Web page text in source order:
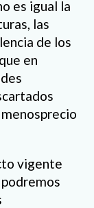
es igual la
las
de los
en
vigente